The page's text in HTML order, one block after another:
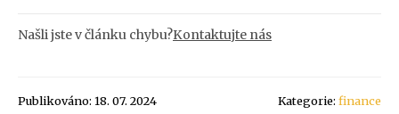
Našli jste v článku chybu?Kontaktujte nás
Publikováno: 18. 07. 2024 Kategorie: finance